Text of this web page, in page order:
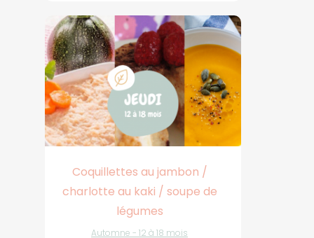
Coquillettes au jambon /
charlotte au kaki / soupe de
légumes
Automne - 12 à 18 mois